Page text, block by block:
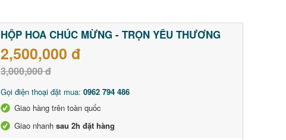
HỘP HOA CHÚC MỪNG - TRỌN YÊU THƯƠNG
2,500,000 đ
3,000,000 đ
Gọi điện thoại đặt mua: 0962 794 486
Giao hàng trên toàn quốc
Giao nhanh sau 2h đặt hàng